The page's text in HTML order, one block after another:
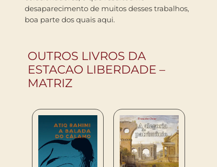
desaparecimento de muitos desses trabalhos,
boa parte dos quais aqui.
OUTROS LIVROS DA
ESTACAO LIBERDADE –
MATRIZ